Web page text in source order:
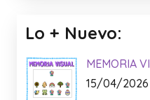
Lo + Nuevo:
MEMORIA
15/04/2026